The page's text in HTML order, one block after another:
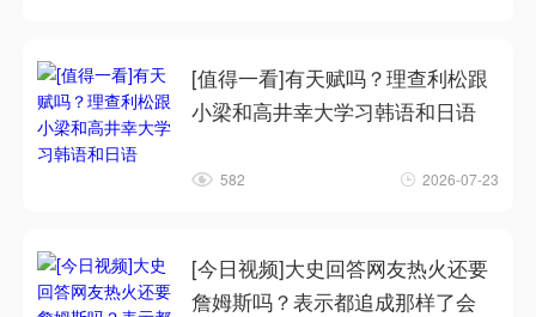
[值得一看]有天赋吗？理查利松跟
小梁和高井幸大学习韩语和日语
582 2026-07-23
[今日视频]大史回答网友热火还要
詹姆斯吗？表示都追成那样了会